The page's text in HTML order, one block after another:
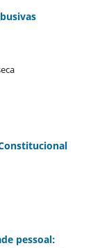
pessoal: